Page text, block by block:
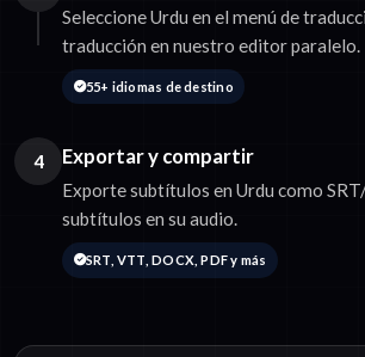
Seleccione Urdu en el menú de
traducción en nuestro editor paralelo.
55+ idiomas de destino
4 Exportar y compartir
Exporte subtítulos en Urdu como
subtítulos en su audio.
SRT, VTT, DOCX, PDF y más